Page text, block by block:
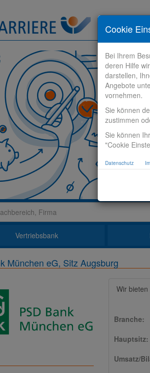
Stelle finden
Vertriebsbank
München eG, Sitz Augsburg
Wir bieten
Branche:
Hauptsitz:
Umsatz/
Cookie
Bei Ihrem
deren Hilfe
darstellen,
Angebote
vornehmen.
Sie können
zustimmen
Sie können
"Cookie
Datenschutz